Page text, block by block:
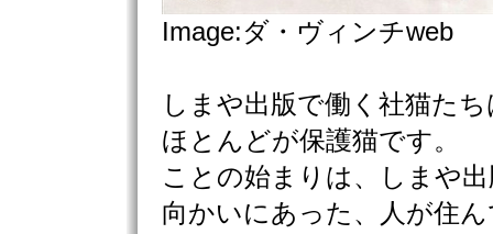
Image:ダ・ヴィンチweb
しまや出版で働く社猫たち
ほとんどが保護猫です。
ことの始まりは、しまや
向かいにあった、人が住